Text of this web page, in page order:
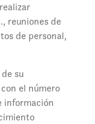
reuniones de
de personal,
su
el número
información